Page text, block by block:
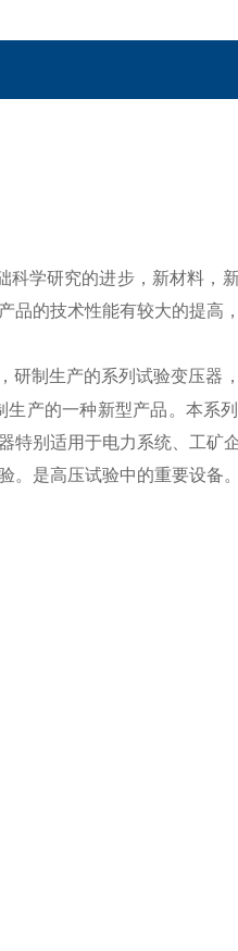
学研究的进步，新材料，
品的技术性能有较大的提高
研制生产的系列试验变压器
产的一种新型产品。本系
特别适用于电力系统、工矿
。是高压试验中的重要设备。